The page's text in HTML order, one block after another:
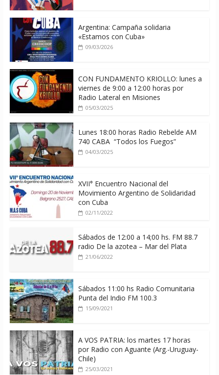
Argentina: Campaña solidaria
«Estamos con Cuba»
09/03/2026
CON FUNDAMENTO KRIOLLO: lunes a
viernes de 9:00 a 12:00 horas por
Radio Lateral en Misiones
05/03/2025
Lunes 18:00 horas Radio Rebelde AM
740 CABA “Todos los Fuegos”
04/03/2025
XVII° Encuentro Nacional del
Movimiento Argentino de Solidaridad
con Cuba
02/11/2022
Sábados de 12:00 a 14;00 hs. FM 88.7
radio De la azotea – Mar del Plata
21/06/2022
Sábados 11:00 hs Radio Comunitaria
Punta del Indio FM 100.3
15/09/2021
A VOS PATRIA: los martes 17 horas
por Radio con Aguante (Arg.-Uruguay-
Chile)
25/03/2021